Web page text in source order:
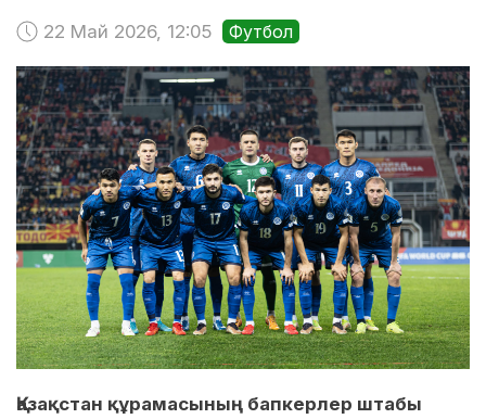
22 Май 2026, 12:05 Футбол
Қазақстан құрамасының бапкерлер штабы